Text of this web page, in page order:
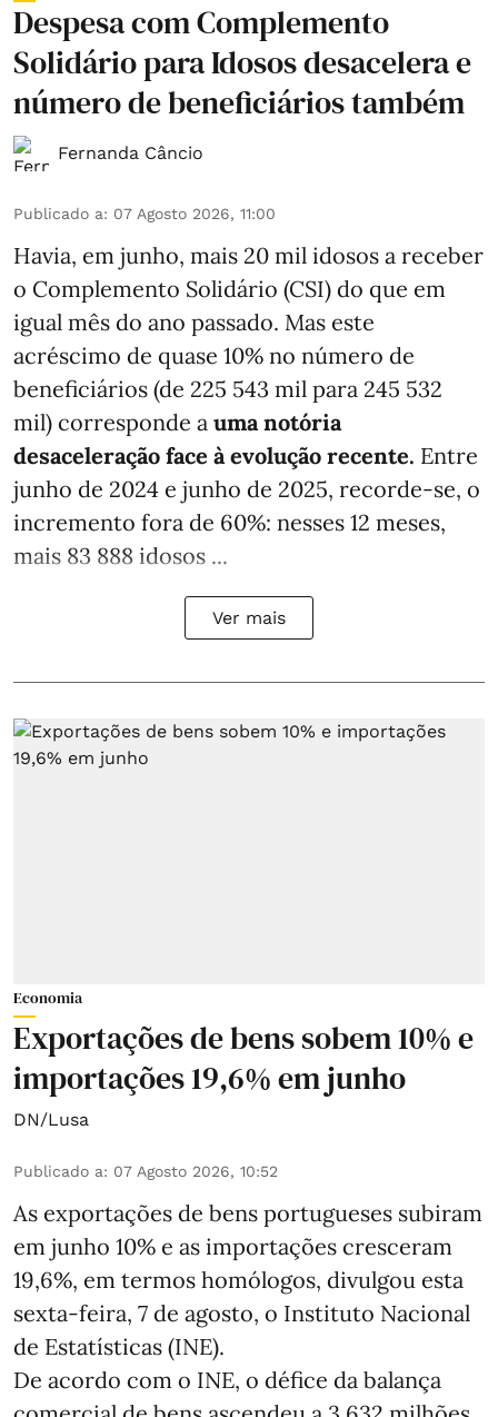
Despesa com Complemento
Solidário para Idosos desacelera e
número de beneficiários também
Fernanda Câncio
Publicado a: 07 Agosto 2026, 11:00
Havia, em junho, mais 20 mil idosos a receber
o Complemento Solidário (CSI) do que em
igual mês do ano passado. Mas este
acréscimo de quase 10% no número de
beneficiários (de 225 543 mil para 245 532
mil) corresponde a uma notória
desaceleração face à evolução recente. Entre
junho de 2024 e junho de 2025, recorde-se, o
incremento fora de 60%: nesses 12 meses,
mais 83 888 idosos ...
Ver mais
Economia
Exportações de bens sobem 10% e
importações 19,6% em junho
DN/Lusa
Publicado a: 07 Agosto 2026, 10:52
As exportações de bens portugueses subiram
em junho 10% e as importações cresceram
19,6%, em termos homólogos, divulgou esta
sexta-feira, 7 de agosto, o Instituto Nacional
de Estatísticas (INE).
De acordo com o INE, o défice da balança